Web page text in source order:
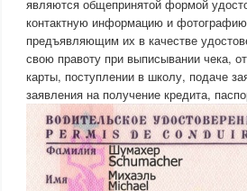
являются общепринятой формой
контактную информацию и
предъявляющим их в качестве
свою правоту при выписывании чека,
карты, поступлении в школу, подаче
заявления на получение кредита,